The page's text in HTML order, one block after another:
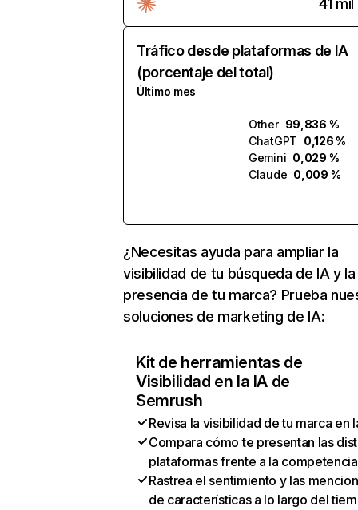
Tráfico desde plataformas de IA
(porcentaje del total)
Último mes
Other 99,836 %
ChatGPT 0,126 %
Gemini 0,029 %
Claude 0,009 %
¿Necesitas ayuda para ampliar la
visibilidad de tu búsqueda de IA y la
presencia de tu marca? Prueba
soluciones de marketing de IA:
Kit de herramientas de
Visibilidad en la IA de
Semrush
Revisa la visibilidad de tu marca en
Compara cómo te presentan las
plataformas frente a la competencia
Rastrea el sentimiento y las
de características a lo largo del